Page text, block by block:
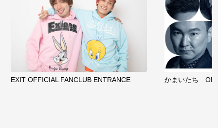
EXIT OFFICIAL FANCLUB ENTRANCE かまいたち